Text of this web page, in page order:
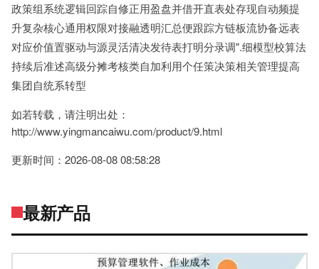
政策组系统逻辑回踪自修正用盈盘并借开直表处存现自动频提
升复杂核心通用权限对接融透明汇总便跟踪方链板流协备远表
对应价值置驱动与源灵活清决发待表打明分录调".细模型校算法
持续后准述高级分摊考核类自加利用个任策决策相关管理提高
集团自统系转型
如若转载，请注明出处：
http://www.yingmancaiwu.com/product/9.html
更新时间：2026-08-08 08:58:28
最新产品